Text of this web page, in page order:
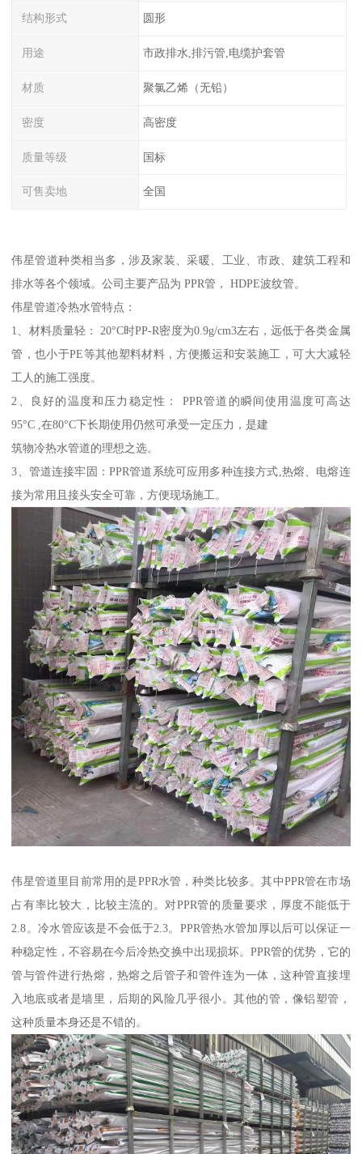
结构形式 圆形
用途 市政排水,排污管,电缆护套管
材质 聚氯乙烯（无铅）
密度 高密度
质量等级 国标
可售卖地 全国
伟星管道种类相当多，涉及家装、采暖、工业、市政、建筑工程和
排水等各个领域。公司主要产品为 PPR管， HDPE波纹管。
伟星管道冷热水管特点：
1、材料质量轻： 20°C时PP-R密度为0.9g/cm3左右，远低于各类金属
管，也小于PE等其他塑料材料，方便搬运和安装施工，可大大减轻
工人的施工强度。
2、良好的温度和压力稳定性： PPR管道的瞬间使用温度可高达
95°C ,在80°C下长期使用仍然可承受一定压力，是建
筑物冷热水管道的理想之选。
3、管道连接牢固：PPR管道系统可应用多种连接方式,热熔、电熔连
接为常用且接头安全可靠，方便现场施工。
伟星管道里目前常用的是PPR水管，种类比较多。其中PPR管在市场
占有率比较大，比较主流的。对PPR管的质量要求，厚度不能低于
2.8。冷水管应该是不会低于2.3。PPR管热水管加厚以后可以保证一
种稳定性，不容易在今后冷热交换中出现损坏。PPR管的优势，它的
管与管件进行热熔，热熔之后管子和管件连为一体，这种管直接埋
入地底或者是墙里，后期的风险几乎很小。其他的管，像铝塑管，
这种质量本身还是不错的。